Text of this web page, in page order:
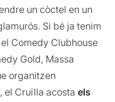
un còctel en un
Si bé ja tenim
Comedy Clubhouse
Gold, Massa
organitzen
el Cruïlla acostaels